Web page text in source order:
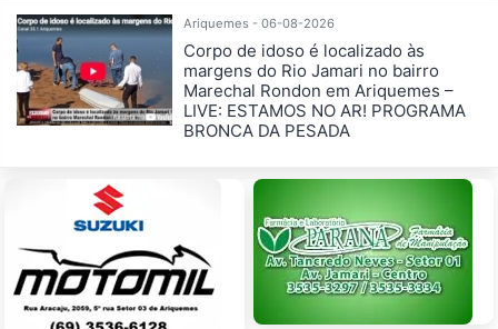
Ariquemes - 06-08-2026
Corpo de idoso é localizado às
margens do Rio Jamari no bairro
Marechal Rondon em Ariquemes –
LIVE: ESTAMOS NO AR! PROGRAMA
BRONCA DA PESADA